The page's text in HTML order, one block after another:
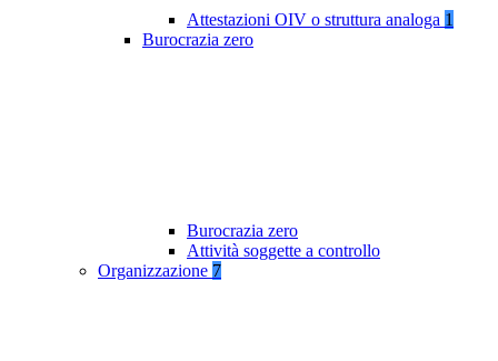
Attestazioni OIV o struttura analoga 1
Burocrazia zero
Burocrazia zero
Attività soggette a controllo
Organizzazione 7